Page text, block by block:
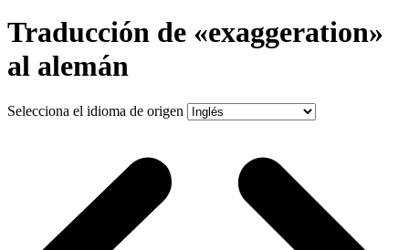
Traducción de «exaggeration»
al alemán
Selecciona el idioma de origen